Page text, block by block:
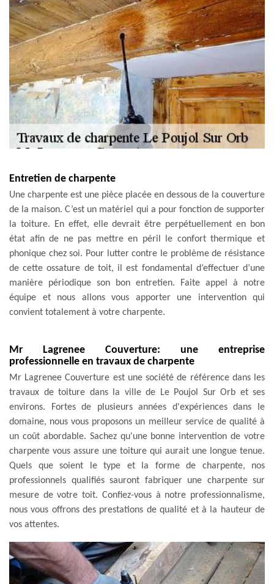
Entretien de charpente
Une charpente est une pièce placée en dessous de la couverture
de la maison. C’est un matériel qui a pour fonction de supporter
la toiture. En effet, elle devrait être perpétuellement en bon
état afin de ne pas mettre en péril le confort thermique et
phonique chez soi. Pour lutter contre le problème de résistance
de cette ossature de toit, il est fondamental d’effectuer d’une
manière périodique son bon entretien. Faite appel à notre
équipe et nous allons vous apporter une intervention qui
convient totalement à votre charpente.
Mr Lagrenee Couverture: une entreprise
professionnelle en travaux de charpente
Mr Lagrenee Couverture est une société de référence dans les
travaux de toiture dans la ville de Le Poujol Sur Orb et ses
environs. Fortes de plusieurs années d'expériences dans le
domaine, nous vous proposons un meilleur service de qualité à
un coût abordable. Sachez qu'une bonne intervention de votre
charpente vous assure une toiture qui aurait une longue tenue.
Quels que soient le type et la forme de charpente, nos
professionnels qualifiés sauront fabriquer une charpente sur
mesure de votre toit. Confiez-vous à notre professionnalisme,
nous vous offrons des prestations de qualité et à la hauteur de
vos attentes.